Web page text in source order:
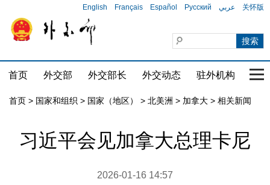
English Français Español Русский عربي 关怀版
首页 外交部 外交部长 外交动态 驻外机构 国
首页 > 国家和组织 > 国家（地区） > 北美洲 > 加拿大 > 相关新闻
习近平会见加拿大总理卡尼
2026-01-16 14:57